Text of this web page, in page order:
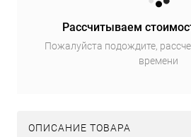
Рассчитываем
Пожалуйста подождите,
времени
ОПИСАНИЕ ТОВАРА